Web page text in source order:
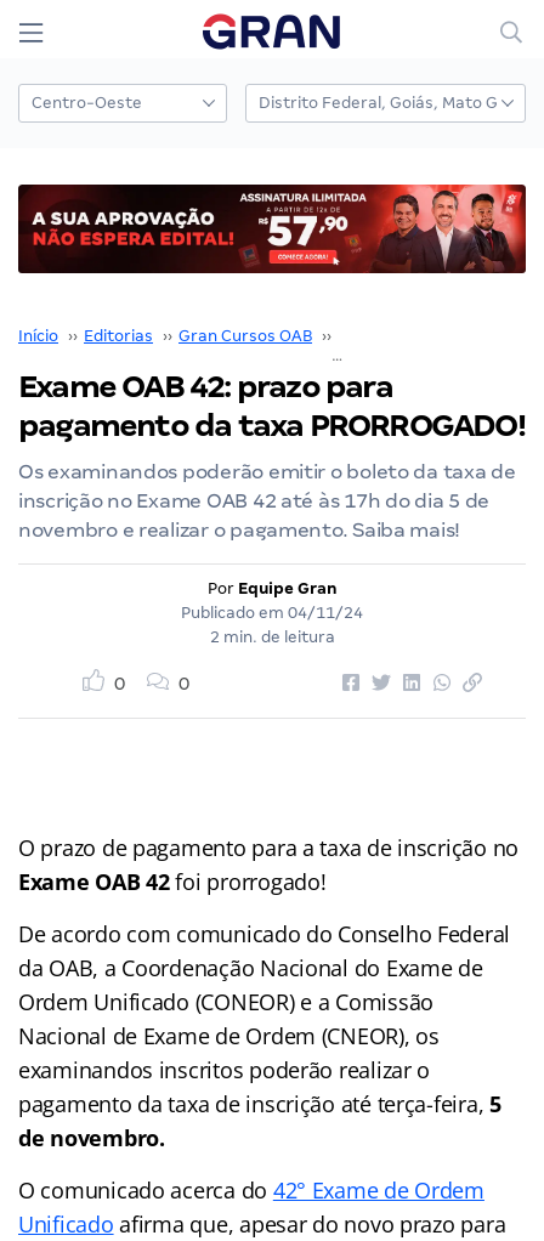
Início ›› Editorias ›› Gran Cursos OAB ››
Exame OAB 42: prazo para
pagamento da taxa PRORROGADO!
Os examinandos poderão emitir o boleto da taxa de
inscrição no Exame OAB 42 até às 17h do dia 5 de
novembro e realizar o pagamento. Saiba mais!
Por Equipe Gran
Publicado em 04/11/24
2 min. de leitura
0 0
O prazo de pagamento para a taxa de inscrição no
Exame OAB 42foi prorrogado!
De acordo com comunicado do Conselho Federal
da OAB, a Coordenação Nacional do Exame de
Ordem Unificado (CONEOR) e a Comissão
Nacional de Exame de Ordem (CNEOR), os
examinandos inscritos poderão realizar o
pagamento da taxa de inscrição até terça-feira, 5
de novembro.
O comunicado acerca do 42° Exame de Ordem
Unificado afirma que, apesar do novo prazo para